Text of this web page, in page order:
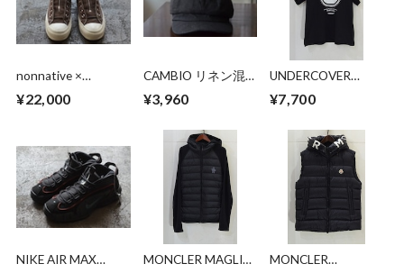
nonnative ×
DWELLER TRAINER
¥22,000
CAMBIO リネン混
¥3,960
UNDERCOVER
LOGO TEE
¥7,700
NIKE AIR MAX
MONCLER MAGLIA
MONCLER